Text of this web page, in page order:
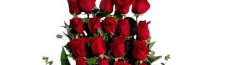
$ 190.000.$ 170.000.